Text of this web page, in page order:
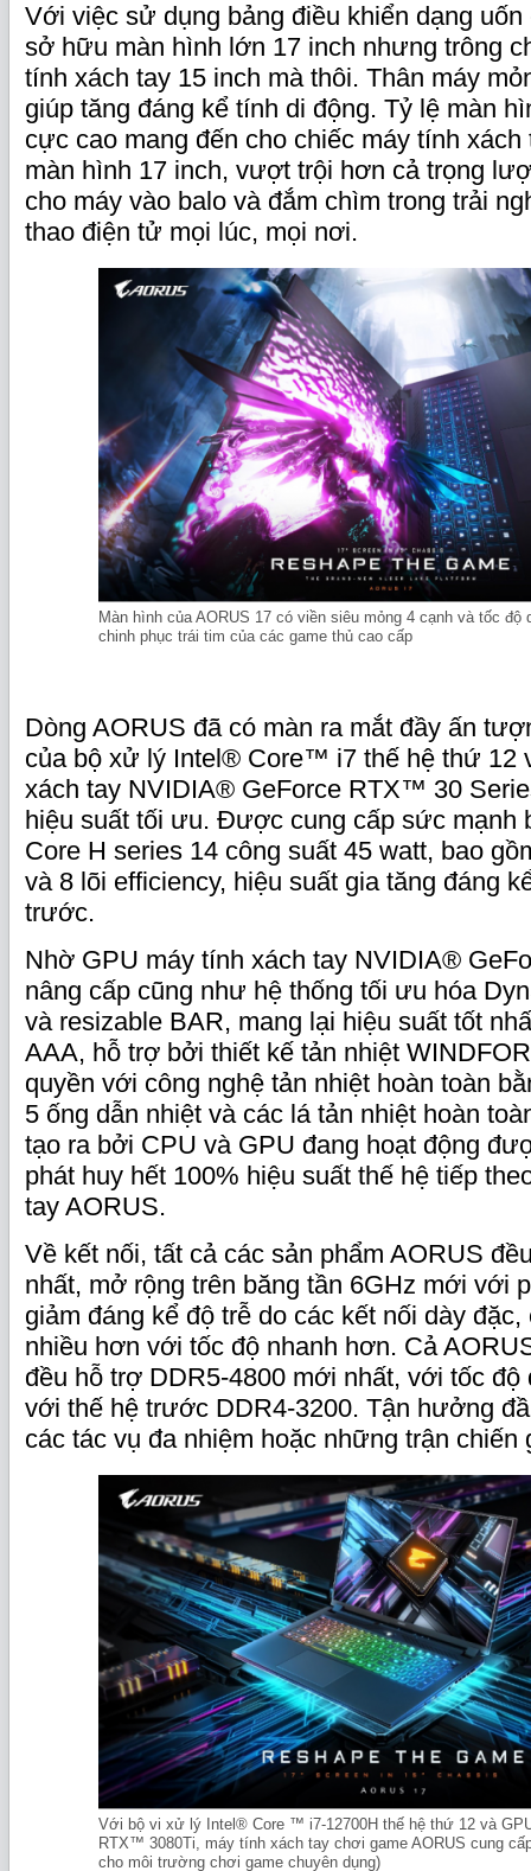
Với việc sử dụng bảng điều khiển dạng
sở hữu màn hình lớn 17 inch nhưng trông
tính xách tay 15 inch mà thôi. Thân máy
giúp tăng đáng kể tính di động. Tỷ lệ màn
cực cao mang đến cho chiếc máy tính xách
màn hình 17 inch, vượt trội hơn cả trọng
cho máy vào balo và đắm chìm trong trải
thao điện tử mọi lúc, mọi nơi.
Màn hình của AORUS 17 có viền siêu mỏng 4 cạnh và tốc độ
chinh phục trái tim của các game thủ cao cấp
Dòng AORUS đã có màn ra mắt đầy ấn
của bộ xử lý Intel® Core™ i7 thế hệ thứ 12
xách tay NVIDIA® GeForce RTX™ 30
hiệu suất tối ưu. Được cung cấp sức mạnh
Core H series 14 công suất 45 watt, bao
và 8 lõi efficiency, hiệu suất gia tăng đáng
trước.
Nhờ GPU máy tính xách tay NVIDIA®
nâng cấp cũng như hệ thống tối ưu hóa
và resizable BAR, mang lại hiệu suất tốt
AAA, hỗ trợ bởi thiết kế tản nhiệt
quyền với công nghệ tản nhiệt hoàn toàn
5 ống dẫn nhiệt và các lá tản nhiệt hoàn
tạo ra bởi CPU và GPU đang hoạt động
phát huy hết 100% hiệu suất thế hệ tiếp
tay AORUS.
Về kết nối, tất cả các sản phẩm AORUS
nhất, mở rộng trên băng tần 6GHz mới với
giảm đáng kể độ trễ do các kết nối dày
nhiều hơn với tốc độ nhanh hơn. Cả
đều hỗ trợ DDR5-4800 mới nhất, với tốc độ
với thế hệ trước DDR4-3200. Tận hưởng
các tác vụ đa nhiệm hoặc những trận
Với bộ vi xử lý Intel® Core ™ i7-12700H thế hệ thứ 12 và
RTX™ 3080Ti, máy tính xách tay chơi game AORUS cung
cho môi trường chơi game chuyên dụng)